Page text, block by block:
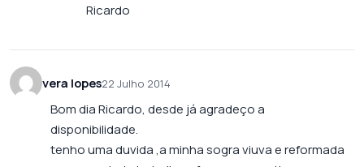
Ricardo
vera lopes22 Julho 2014
Bom dia Ricardo, desde já agradeço a
disponibilidade.
tenho uma duvida ,a minha sogra viuva e reformada